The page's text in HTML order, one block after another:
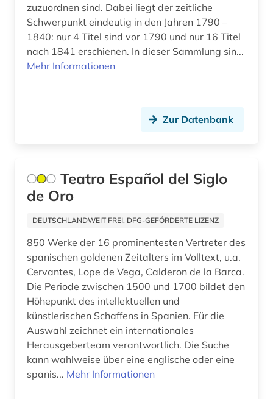
arbeitsgestaltung (1)
arbeitslosigkeit (1)
arbeitsmarkt (2)
arbeitsmedizin (2)
arbeitsschutz (4)
arbeitssicherheit (2)
arbeitstherapie (1)
architekt (1)
architektur (29)
architekturgeschichte (2)
architekturzeitschrift (1)
Slowenien (6)
Spanien (16)
Suedamerika (12)
Tschechische Republik (20)
Ukraine (7)
Ungarn (9)
Vatikanstadt (1)
zuzuordnen sind. Dabei liegt der zeitliche
Schwerpunkt eindeutig in den Jahren 1790 –
1840: nur 4 Titel sind vor 1790 und nur 16 Titel
nach 1841 erschienen. In dieser Sammlung sin...
Mehr Informationen
Zur Datenbank
Teatro Español del Siglo
de Oro
DEUTSCHLANDWEIT FREI, DFG-GEFÖRDERTE LIZENZ
850 Werke der 16 prominentesten Vertreter des
spanischen goldenen Zeitalters im Volltext, u.a.
Cervantes, Lope de Vega, Calderon de la Barca.
Die Periode zwischen 1500 und 1700 bildet den
Höhepunkt des intellektuellen und
künstlerischen Schaffens in Spanien. Für die
Auswahl zeichnet ein internationales
Herausgeberteam verantwortlich. Die Suche
kann wahlweise über eine englische oder eine
spanis... Mehr Informationen